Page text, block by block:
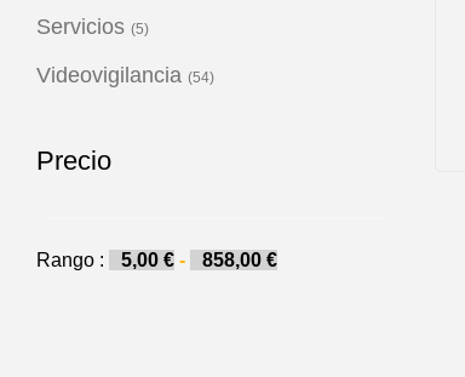
Servicios (5)
Videovigilancia (54)
Precio
Rango : 5,00 € - 858,00 €